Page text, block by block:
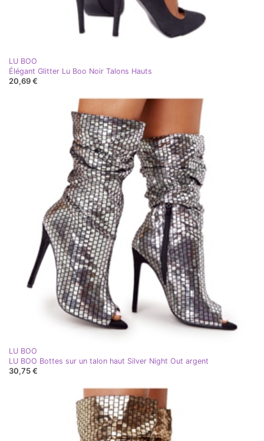
LU BOO
Élégant Glitter Lu Boo Noir Talons Hauts
20,69 €
LU BOO
LU BOO Bottes sur un talon haut Silver Night Out argent
30,75 €